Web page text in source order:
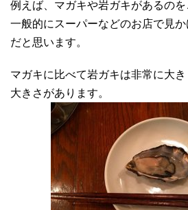
例えば、マガキや岩ガキがあるの
一般的にスーパーなどのお店で見
だと思います。
マガキに比べて岩ガキは非常に大
大きさがあります。